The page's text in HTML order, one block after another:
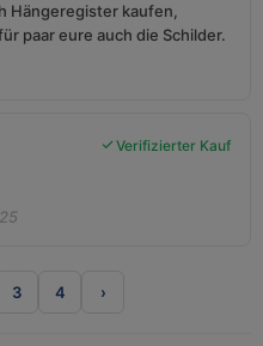
Hängeregister kaufen,
paar eure auch die Schilder.
Verifizierter Kauf
3 4 ›